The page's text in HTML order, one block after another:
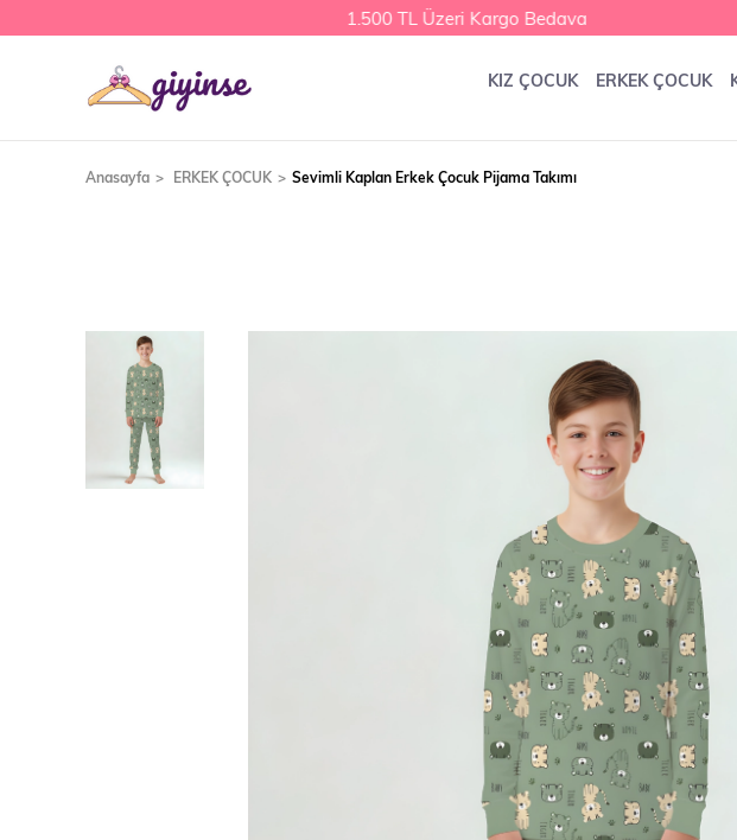
1.500 TL Üzeri Kargo Bedava
KIZ ÇOCUK ERKEK ÇOCUK
Anasayfa ERKEK ÇOCUK Sevimli Kaplan Erkek Çocuk Pijama Takımı